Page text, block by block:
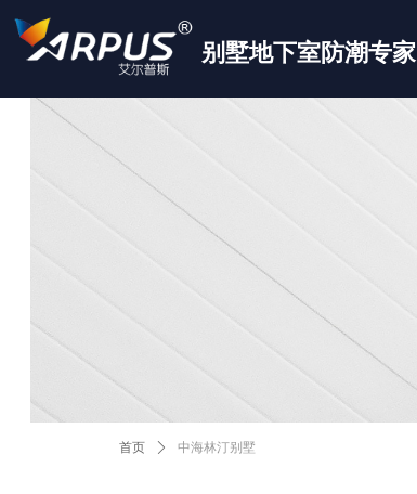
别墅地下室防潮专家
首页 ꄲ 中海林汀别墅